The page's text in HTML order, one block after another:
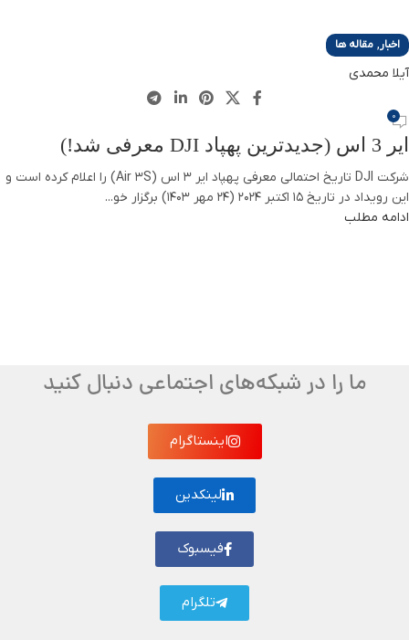
اخبار, مقاله ها
آیلا محمدی
0
ایر 3 اس (جدیدترین پهپاد DJI معرفی شد!)
شرکت DJI تاریخ احتمالی معرفی پهپاد ایر 3 اس (Air 3S) را اعلام کرده است و
این رویداد در تاریخ ۱۵ اکتبر ۲۰۲۴ (24 مهر 1403) برگزار خو...
ادامه مطلب
ما را در شبکه‌های اجتماعی دنبال کنید
اینستاگرام
لینکدین
فیسبوک
تلگرام